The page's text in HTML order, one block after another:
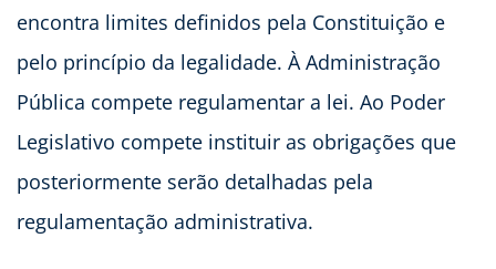
encontra limites definidos pela Constituição e
pelo princípio da legalidade. À Administração
Pública compete regulamentar a lei. Ao Poder
Legislativo compete instituir as obrigações que
posteriormente serão detalhadas pela
regulamentação administrativa.